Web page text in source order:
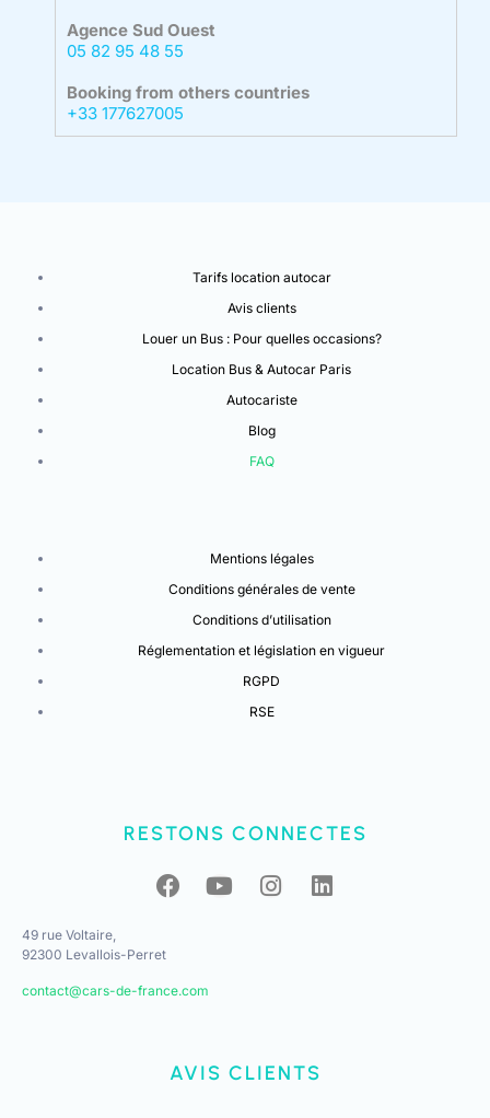
Agence Sud Ouest
05 82 95 48 55
Booking from others countries
+33 177627005
Tarifs location autocar
Avis clients
Louer un Bus : Pour quelles occasions?
Location Bus & Autocar Paris
Autocariste
Blog
FAQ
Mentions légales
Conditions générales de vente
Conditions d’utilisation
Réglementation et législation en vigueur
RGPD
RSE
RESTONS CONNECTES
49 rue Voltaire,
92300 Levallois-Perret
contact@cars-de-france.com
AVIS CLIENTS